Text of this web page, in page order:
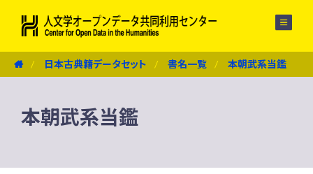
日本古典籍データセット 書名一覧 本朝武系当鑑
本朝武系当鑑